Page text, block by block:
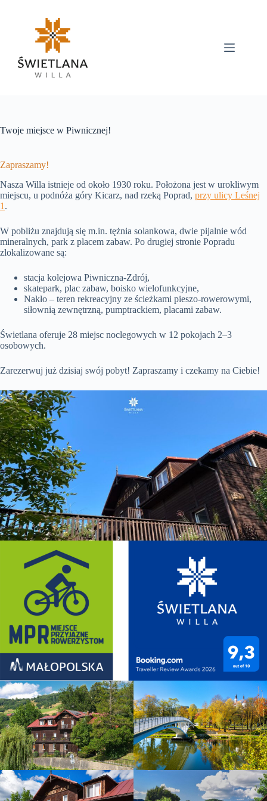
Twoje miejsce w Piwnicznej!
Zapraszamy!
Nasza Willa istnieje od około 1930 roku. Położona jest w urokliwym
miejscu, u podnóża góry Kicarz, nad rzeką Poprad, przy ulicy Leśnej
1 .
W pobliżu znajdują się m.in. tężnia solankowa, dwie pijalnie wód
mineralnych, park z placem zabaw. Po drugiej stronie Popradu
zlokalizowane są:
stacja kolejowa Piwniczna-Zdrój,
skatepark, plac zabaw, boisko wielofunkcyjne,
Nakło – teren rekreacyjny ze ścieżkami pieszo-rowerowymi,
siłownią zewnętrzną, pumptrackiem, placami zabaw.
Świetlana oferuje 28 miejsc noclegowych w 12 pokojach 2–3
osobowych.
Zarezerwuj już dzisiaj swój pobyt! Zapraszamy i czekamy na Ciebie!